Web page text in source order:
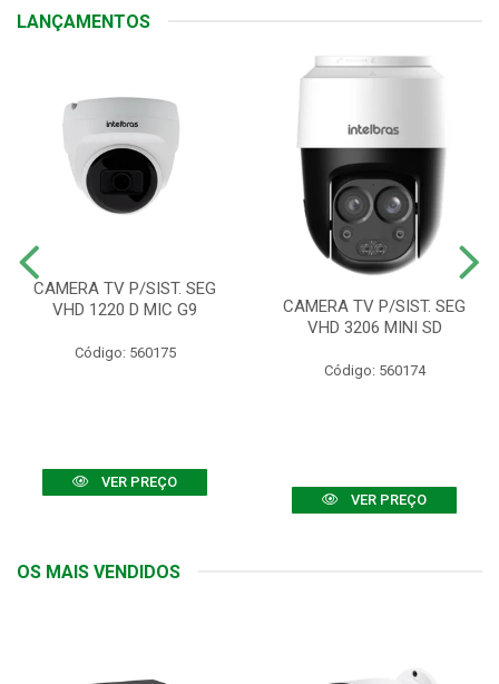
LANÇAMENTOS
CAMERA TV P/SIST. SEG
VHD 1220 D MIC G9
Código: 560175
VER PREÇO
CAMERA TV P/SIST. SEG
VHD 3206 MINI SD
Código: 560174
VER PREÇO
OS MAIS VENDIDOS